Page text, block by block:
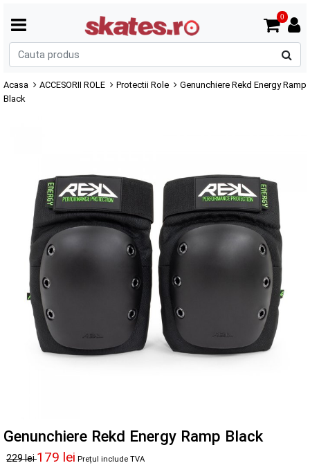
0
Acasa ACCESORII ROLE Protectii Role
Genunchiere Rekd Energy Ramp
Black
Genunchiere Rekd Energy Ramp Black
229 lei179 lei Prețul include TVA